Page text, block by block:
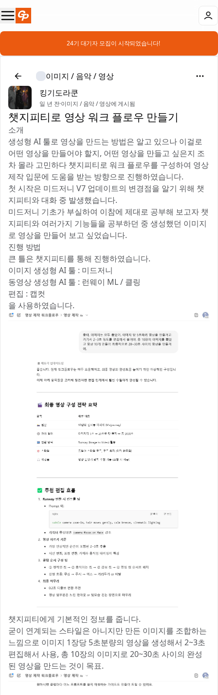
📣 24기 대기자 모집이 시작되었습니다!
이미지 / 음악 / 영상
킹기도라쿤
일 년 전·이미지 / 음악 / 영상에 게시됨
챗지피티로 영상 워크 플로우 만들기
소개
생성형 AI 툴로 영상을 만드는 방법은 알고 있으나 이걸로
어떤 영상을 만들어야 할지, 어떤 영상을 만들고 싶은지 조
차 몰라 고민하다 챗지피티로 워크 플로우를 구성하여 영상
제작 입문에 도움을 받는 방향으로 진행하였습니다.
첫 시작은 미드저니 V7 업데이트의 변경점을 알기 위해 챗
지피티와 대화 중 발생했습니다.
미드저니 기초가 부실하여 이참에 제대로 공부해 보고자 챗
지피티와 여러가지 기능들을 공부하던 중 생성했던 이미지
로 영상을 만들어 보고 싶었습니다.
진행 방법
큰 틀은 챗지피티를 통해 진행하였습니다.
이미지 생성형 AI 툴 : 미드저니
동영상 생성형 AI 툴 : 런웨이 ML / 클링
편집 : 캡컷
을 사용하였습니다.
챗지피티에게 기본적인 정보를 줍니다.
굳이 연계되는 스타일은 아니지만 만든 이미지를 조합하는
느낌으로 이미지 1장당 5초분량의 영상을 생성해서 2~3초
편집해서 사용, 총 10장의 이미지로 20~30초 사이의 완성
된 영상을 만드는 것이 목표.